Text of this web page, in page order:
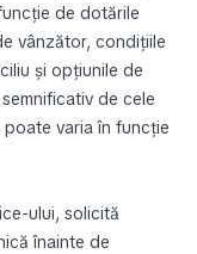
de dotările
vânzător, condițiile
și opțiunile de
de cele
varia în funcție
ului, solicită
înainte de